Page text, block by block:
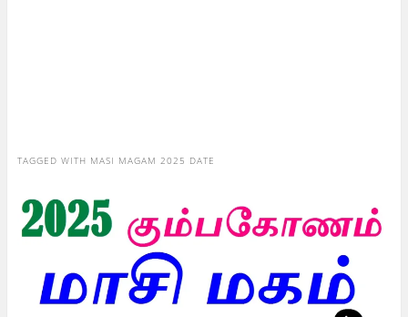
TAGGED WITH MASI MAGAM 2025 DATE